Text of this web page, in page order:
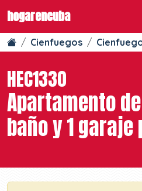
hogarencuba
Cienfuegos
HEC1330
Apartamento
baño y 1 garaje